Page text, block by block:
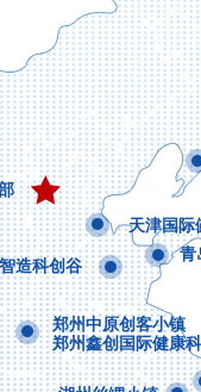
天津国际
造科创谷
青
郑州中原创客小镇
郑州鑫创国际健康